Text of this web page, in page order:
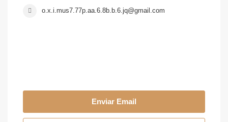
o.x.i.mus7.77p.aa.6.8b.b.6.jq@gmail.com
Enviar Email